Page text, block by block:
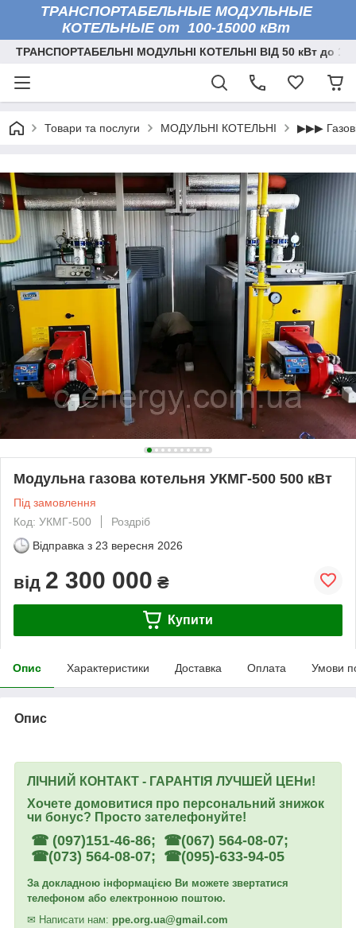
ТРАНСПОРТАБЕЛЬНЫЕ МОДУЛЬНЫЕ
КОТЕЛЬНЫЕ от 100-15000 кВт
ТРАНСПОРТАБЕЛЬНІ МОДУЛЬНІ КОТЕЛЬНІ ВІД 50 кВт до
Товари та послуги МОДУЛЬНІ КОТЕЛЬНІ ▶▶▶
Модульна газова котельня УКМГ-500 500 кВт
Під замовлення
Код: УКМГ-500
Роздріб
Відправка з 23 вересня 2026
від 2 300 000 ₴
Купити
Опис Характеристики Доставка Оплата Умови
Опис
ЛІЧНИЙ КОНТАКТ - ГАРАНТІЯ ЛУЧШЕЙ ЦЕНи!
Хочете домовитися про персональний знижок
чи бонус? Просто зателефонуйте!
☎ (097)151-46-86; ☎(067) 564-08-07;
☎(073) 564-08-07; ☎(095)-633-94-05
За докладною інформацією Ви можете звертатися
телефоном або електронною поштою.
✉ Написати нам: ppe.org.ua@gmail.com